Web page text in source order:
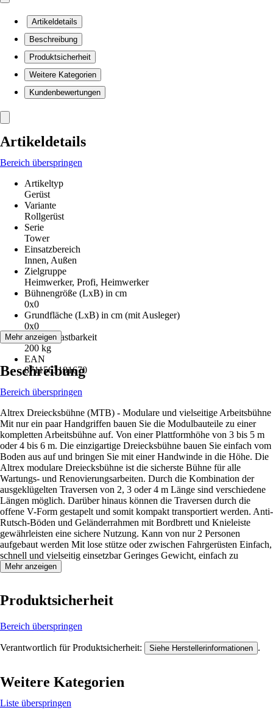
Artikeldetails
Beschreibung
Produktsicherheit
Weitere Kategorien
Kundenbewertungen
Artikeldetails
Bereich überspringen
Artikeltyp
Gerüst
Variante
Rollgerüst
Serie
Tower
Einsatzbereich
Innen, Außen
Zielgruppe
Heimwerker, Profi, Heimwerker
Bühnengröße (LxB) in cm
0x0
Grundfläche (LxB) in cm (mit Ausleger)
0x0
Max. Belastbarkeit
200 kg
EAN
8711563181670
Mehr anzeigen
Beschreibung
Bereich überspringen
Altrex Dreiecksbühne (MTB) - Modulare und vielseitige Arbeitsbühne
Mit nur ein paar Handgriffen bauen Sie die Modulbauteile zu einer
kompletten Arbeitsbühne auf. Von einer Plattformhöhe von 3 bis 5 m
oder 4 bis 6 m. Die einzigartige Dreiecksbühne bauen Sie einfach vom
Boden aus auf und bringen Sie mit einer Handwinde in die Höhe. Die
Altrex modulare Dreiecksbühne ist die sicherste Bühne für alle
Wartungs- und Renovierungsarbeiten. Durch die Kombination der
ausgeklügelten Traversen von 2, 3 oder 4 m Länge sind verschiedene
Längen möglich. Darüber hinaus können die Traversen durch die
offene V-Form gestapelt und somit kompakt transportiert werden. Anti-
Rutsch-Böden und Geländerrahmen mit Bordbrett und Knieleiste
gewährleisten eine sichere Nutzung. Kann von nur 2 Personen
aufgebaut werden Mit lose stütze oder zwischen Fahrgerüsten Einfach,
schnell und vielseitig einsetzbar Geringes Gewicht, einfach zu
transportieren
Mehr anzeigen
Produktsicherheit
Bereich überspringen
Verantwortlich für Produktsicherheit: Siehe Herstellerinformationen .
Weitere Kategorien
Liste überspringen